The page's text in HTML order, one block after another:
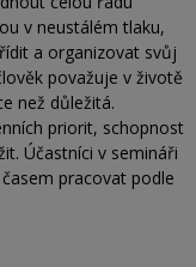
v neustálém tlaku,
a organizovat svůj
považuje v životě
než důležitá.
priorit, schopnost
Účastníci v semináři
pracovat podle